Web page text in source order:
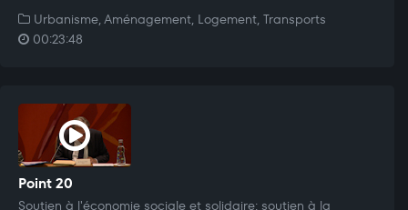
Urbanisme, Aménagement, Logement, Transports
00:23:48
Point 20
Soutien à l'économie sociale et solidaire: soutien à la